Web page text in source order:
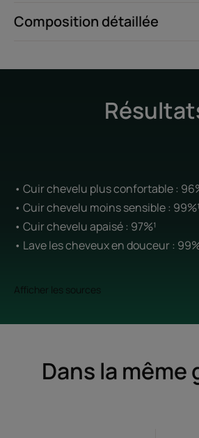
Composition détaillée
• Cuir chevelu plus confortable :
• Cuir chevelu moins sensible : 99%¹
• Cuir chevelu apaisé : 97%¹
• Lave les cheveux en douceur :
Afficher les sources
Dans la même